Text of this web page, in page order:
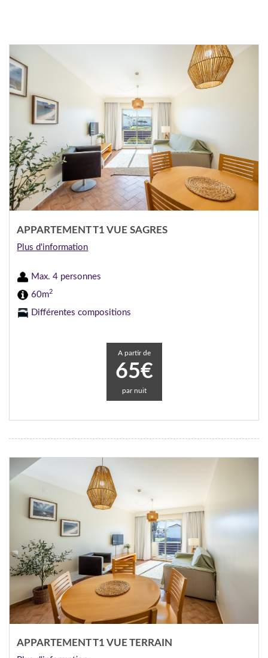
APPARTEMENT T1 VUE SAGRES
Plus d'information
Max. 4 personnes
60m2
Différentes compositions
A partir de
65€
par nuit
APPARTEMENT T1 VUE TERRAIN